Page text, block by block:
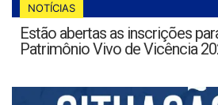
NOTÍCIAS
Estão abertas as inscrições
Patrimônio Vivo de Vicência